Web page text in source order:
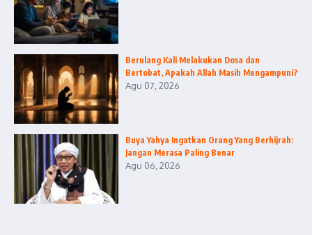
Berulang Kali Melakukan Dosa dan
Bertobat, Apakah Allah Masih Mengampuni?
Agu 07, 2026
Buya Yahya Ingatkan Orang Yang Berhijrah:
Jangan Merasa Paling Benar
Agu 06, 2026